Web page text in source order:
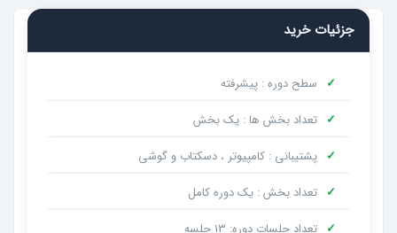
جزئیات خرید
سطح دوره : پیشرفته
تعداد بخش ها : یک بخش
پشتیبانی : کامپیوتر ، دسکتاب و گوشی
تعداد بخش : یک دوره کامل
تعداد جلسات دوره: 13 جلسه